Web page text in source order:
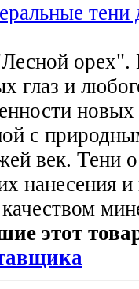
тени
орех".
глаз и
с
век. Тени
нанесения
этот